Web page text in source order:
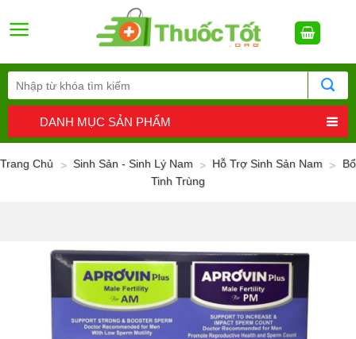
DANH MỤC SẢN PHẨM
Trang Chủ > Sinh Sản - Sinh Lý Nam > Hỗ Trợ Sinh Sản Nam >
Bổ
Tinh Trùng